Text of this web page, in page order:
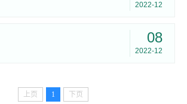
2022-12
08
2022-12
上页 1 下页